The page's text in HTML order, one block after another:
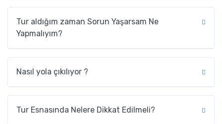
Tur aldığım zaman Sorun Yaşarsam Ne
Yapmalıyım?
Nasıl yola çıkılıyor ?
Tur Esnasında Nelere Dikkat Edilmeli?